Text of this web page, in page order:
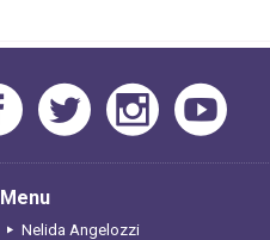
Menu
Nelida Angelozzi